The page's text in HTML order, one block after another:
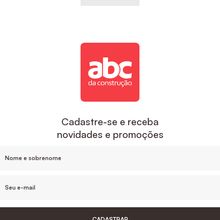
Cadastre-se e receba
novidades e promoções